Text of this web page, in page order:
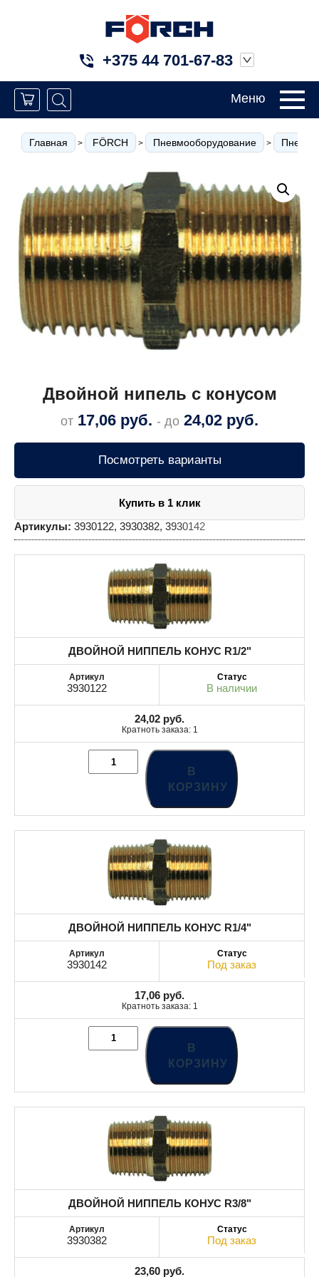
+375 44 701-67-83
Меню
Главная > FÖRCH > Пневмооборудование >
Двойной нипель с конусом
от 17,06 руб. - до 24,02 руб.
Посмотреть варианты
Купить в 1 клик
Артикулы: 3930122, 3930382, 3930142
ДВОЙНОЙ НИППЕЛЬ КОНУС R1/2"
3930122 В наличии
24,02 руб.
Кратноть заказа: 1
В
КОРЗИНУ
ДВОЙНОЙ НИППЕЛЬ КОНУС R1/4"
3930142 Под заказ
17,06 руб.
Кратноть заказа: 1
В
КОРЗИНУ
ДВОЙНОЙ НИППЕЛЬ КОНУС R3/8"
3930382 Под заказ
23,60 руб.